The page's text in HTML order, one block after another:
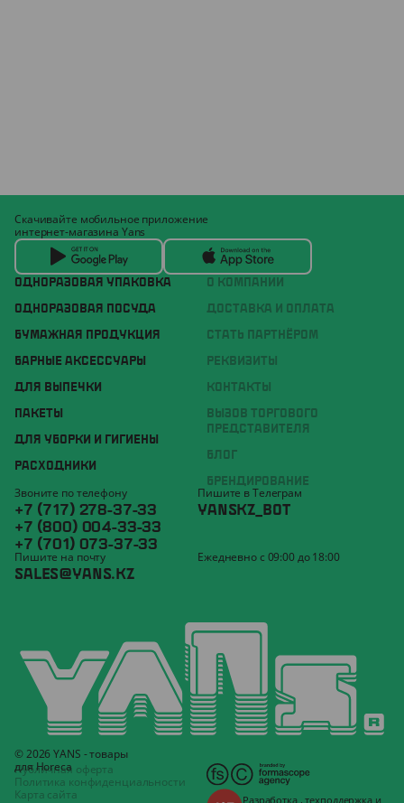
ОДНОРАЗОВАЯ УПАКОВКА
ОДНОРАЗОВАЯ ПОСУДА
БУМАЖНАЯ ПРОДУКЦИЯ
БАРНЫЕ АКСЕССУАРЫ
ДЛЯ ВЫПЕЧКИ
ПАКЕТЫ
ДЛЯ УБОРКИ И ГИГИЕНЫ
РАСХОДНИКИ
О КОМПАНИИ
ДОСТАВКА И ОПЛАТА
СТАТЬ ПАРТНЁРОМ
РЕКВИЗИТЫ
КОНТАКТЫ
ВЫЗОВ ТОРГОВОГО
ПРЕДСТАВИТЕЛЯ
БЛОГ
БРЕНДИРОВАНИЕ
Скачивайте мобильное приложение
интернет-магазина Yans
Звоните по телефону
+7 (717) 278-37-33
+7 (800) 004-33-33
+7 (701) 073-37-33
Пишите в Телеграм
YANSKZ_BOT
Пишите на почту
SALES@YANS.KZ
Ежедневно с 09:00 до 18:00
© 2026 YANS - товары
для Horeca
Публичная оферта
Политика конфиденциальности
Карта сайта
Разработка,техподдержка и